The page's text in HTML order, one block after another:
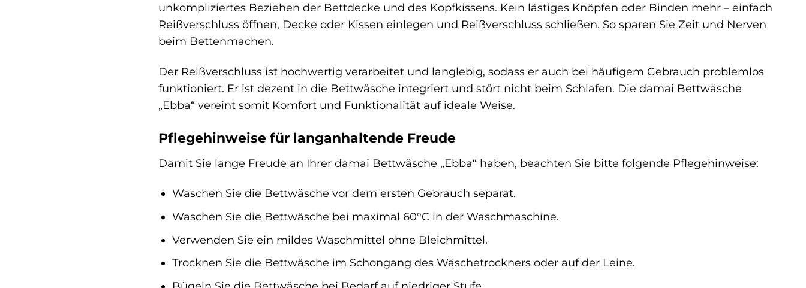
unkompliziertes Beziehen der Bettdecke und des Kopfkissens. Kein lästiges Knöpfen oder Binden mehr – einfach
Reißverschluss öffnen, Decke oder Kissen einlegen und Reißverschluss schließen. So sparen Sie Zeit und Nerven
beim Bettenmachen.
Der Reißverschluss ist hochwertig verarbeitet und langlebig, sodass er auch bei häufigem Gebrauch problemlos
funktioniert. Er ist dezent in die Bettwäsche integriert und stört nicht beim Schlafen. Die damai Bettwäsche
„Ebba“ vereint somit Komfort und Funktionalität auf ideale Weise.
Pflegehinweise für langanhaltende Freude
Damit Sie lange Freude an Ihrer damai Bettwäsche „Ebba“ haben, beachten Sie bitte folgende Pflegehinweise:
Waschen Sie die Bettwäsche vor dem ersten Gebrauch separat.
Waschen Sie die Bettwäsche bei maximal 60°C in der Waschmaschine.
Verwenden Sie ein mildes Waschmittel ohne Bleichmittel.
Trocknen Sie die Bettwäsche im Schongang des Wäschetrockners oder auf der Leine.